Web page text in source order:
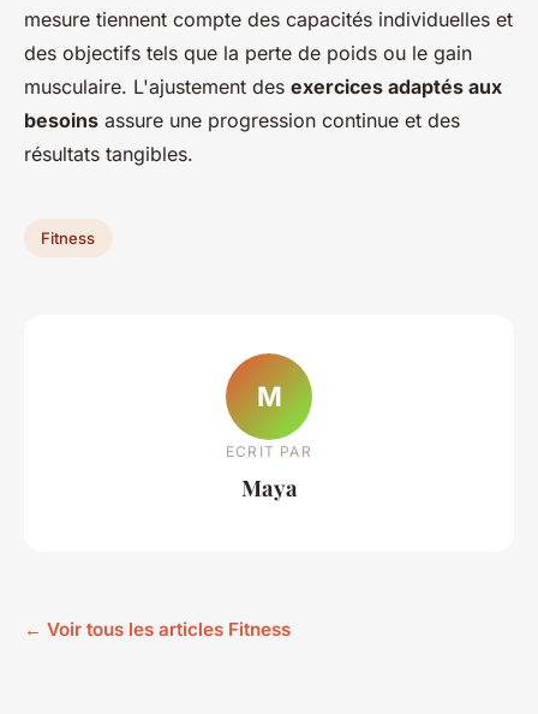
mesure tiennent compte des capacités individuelles et
des objectifs tels que la perte de poids ou le gain
musculaire. L'ajustement des exercices adaptés aux
besoins assure une progression continue et des
résultats tangibles.
Fitness
M
ECRIT PAR
Maya
← Voir tous les articles Fitness